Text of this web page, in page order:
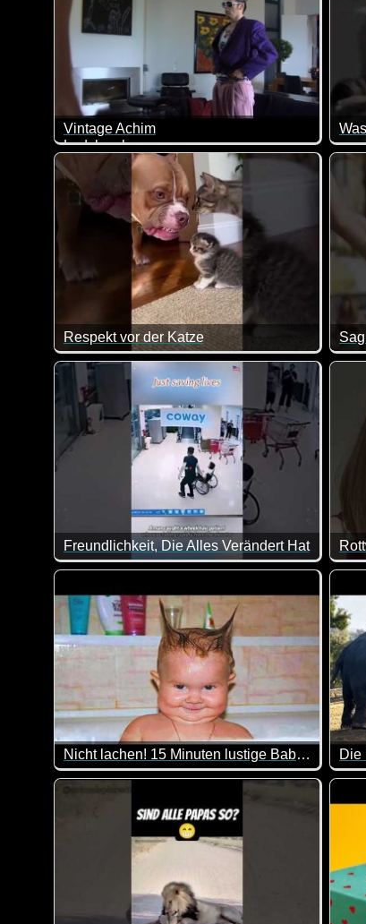
Vintage Achim
Ladykracher
Da
Respekt vor der Katze
Da hat sogar der größte Hund Respekt, wenn
Freundlichkeit, Die Alles Verändert Hat
Nicht lachen! 15 Minuten lustige Baby-Compilation
Zum internationalen Kindertag kommen hier
Die